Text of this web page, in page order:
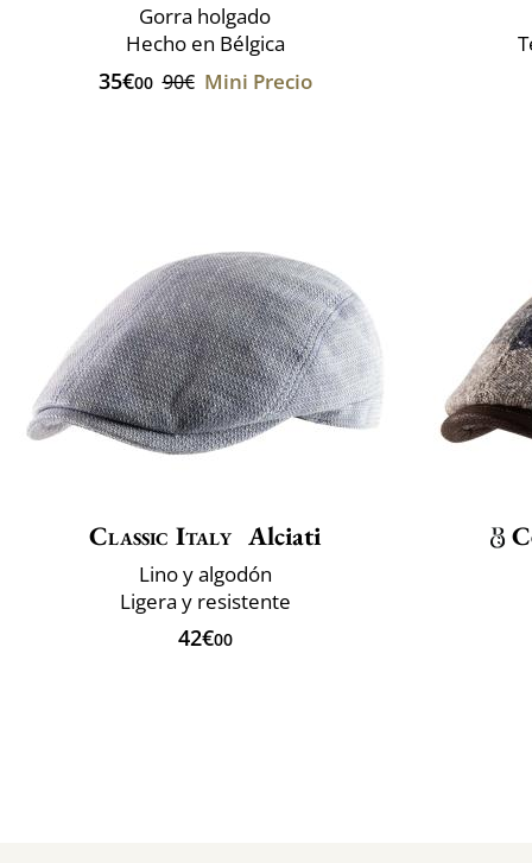
Gorra holgado
Hecho en Bélgica
35€00 90€ Mini Precio
Classic Italy Alciati
Lino y algodón
Ligera y resistente
42€00